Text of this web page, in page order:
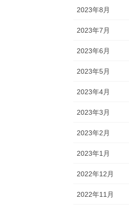
2023年8月
2023年7月
2023年6月
2023年5月
2023年4月
2023年3月
2023年2月
2023年1月
2022年12月
2022年11月